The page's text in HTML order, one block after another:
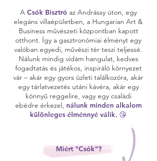
A Csók Bisztró az Andrássy úton, egy
elegáns villaépületben, a Hungarian Art &
Business művészeti központban kapott
otthont. Így a gasztronómiai élményt egy
valóban egyedi, művészi tér teszi teljessé.
Nálunk mindig vidám hangulat, kedves
fogadtatás és játékos, inspiráló környezet
vár – akár egy gyors üzleti találkozóra, akár
egy tárlatvezetés utáni kávéra, akár egy
könnyű reggelire, vagy egy családi
ebédre érkezel, nálunk minden alkalom
különleges élménnyé válik. 😘
Miért "Csók"?